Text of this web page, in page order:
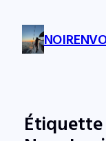
Étiquette